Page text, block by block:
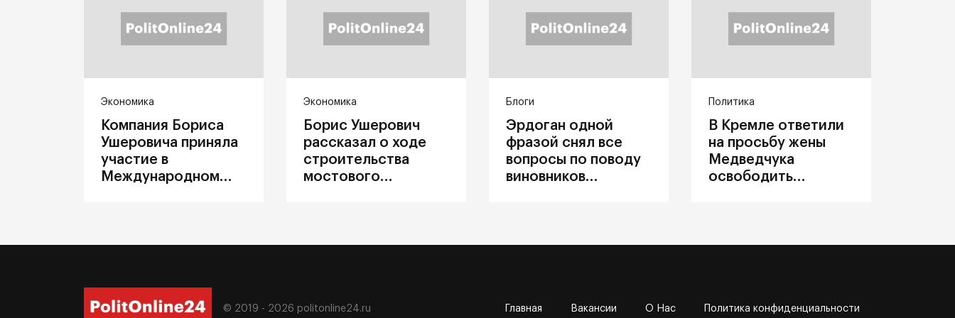
Экономика
Компания Бориса
Ушеровича приняла
участие в
Международном
Экономика
Борис Ушерович
рассказал о ходе
строительства
мостового
Блоги
Эрдоган одной
фразой снял все
вопросы по поводу
виновников
Политика
В Кремле ответили
на просьбу жены
Медведчука
освободить
© 2019 - 2026 politonline24.ru Главная Вакансии О Нас Политика конфиденциальности